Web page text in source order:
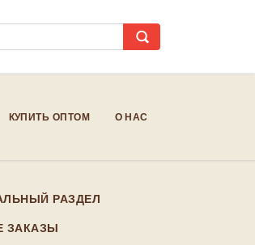
КУПИТЬ ОПТОМ О НАС
РАЗДЕЛ
ЗАКАЗЫ